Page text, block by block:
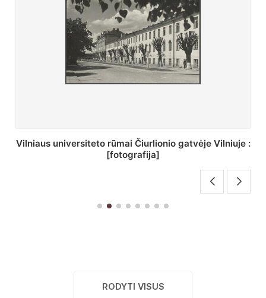
St. Batoro universiteto J. Pilsudskio kolegija :
[fotografija]
RODYTI VISUS